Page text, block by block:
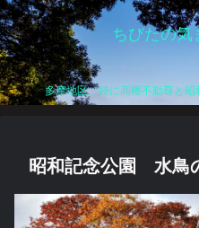
ちびたの気
多摩地区、特に高幡不動尊と
昭和記念公園 水鳥